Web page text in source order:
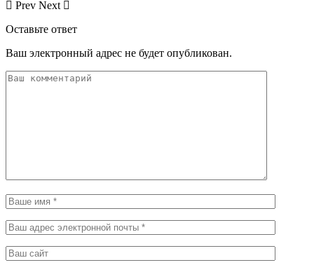
Prev Next
Оставьте ответ
Ваш электронный адрес не будет опубликован.